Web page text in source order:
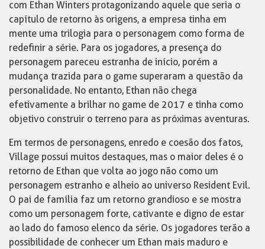
com Ethan Winters protagonizando aquele que seria o
capítulo de retorno às origens, a empresa tinha em
mente uma trilogia para o personagem como forma de
redefinir a série. Para os jogadores, a presença do
personagem pareceu estranha de início, porém a
mudança trazida para o game superaram a questão da
personalidade. No entanto, Ethan não chega
efetivamente a brilhar no game de 2017 e tinha como
objetivo construir o terreno para as próximas aventuras.
Em termos de personagens, enredo e coesão dos fatos,
Village possui muitos destaques, mas o maior deles é o
retorno de Ethan que volta ao jogo não como um
personagem estranho e alheio ao universo Resident Evil.
O pai de família faz um retorno grandioso e se mostra
como um personagem forte, cativante e digno de estar
ao lado do famoso elenco da série. Os jogadores terão a
possibilidade de conhecer um Ethan mais maduro e